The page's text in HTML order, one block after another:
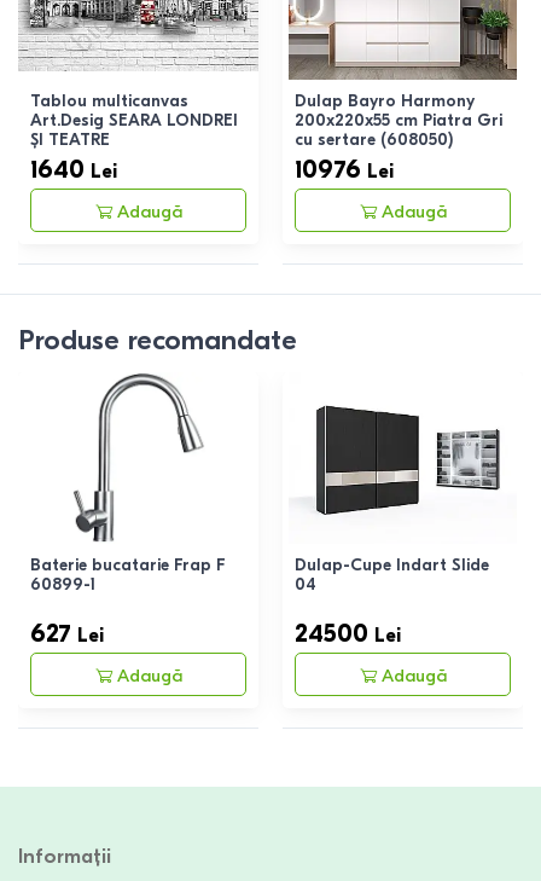
Tablou multicanvas
Art.Desig SEARA LONDREI
ȘI TEATRE
1640 Lei
Adaugă
Dulap Bayro Harmony
200x220x55 cm Piatra Gri
cu sertare (608050)
10976 Lei
Adaugă
Produse recomandate
Baterie bucatarie Frap F
60899-1
627 Lei
Adaugă
Dulap-Cupe Indart Slide
04
24500 Lei
Adaugă
Informații